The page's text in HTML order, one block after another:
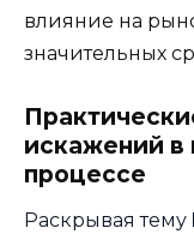
влияние на
значительных
искажений в
процессе
Раскрывая тему